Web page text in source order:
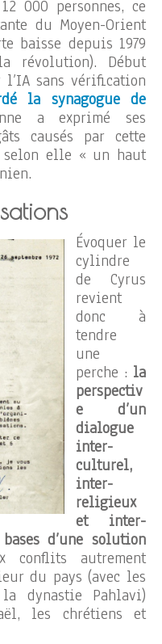
000 personnes, ce
du Moyen-Orient
baisse depuis 1979
révolution). Début
sans vérification
la synagogue de
a exprimé ses
causés par cette
selon elle « un haut
Évoquer le
cylindre
de Cyrus
revient
donc à
tendre
une
perche : la
perspectiv
e d’un
dialogue
inter-
culturel,
inter-
religieux
et inter-
d’une solution
conflits autrement
du pays (avec les
dynastie Pahlavi)
les chrétiens et